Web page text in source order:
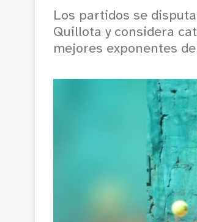
Los partidos se
Quillota y considera
mejores exponentes